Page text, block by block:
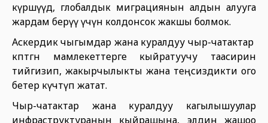
күрөшүүдө, глобалдык миграциянын алдын алууга
жардам берүү үчүн колдонсок жакшы болмок.
Аскердик чыгымдар жана куралдуу чыр-чатактар ​​
көптөгөн мамлекеттерге кыйратуучу таасирин
тийгизип, жакырчылыкты жана теңсиздикти ого
бетер күчөтүп жатат.
Чыр-чатактар ​​жана куралдуу кагылышуулар
инфраструктуранын кыйрашына, элдин жашоо